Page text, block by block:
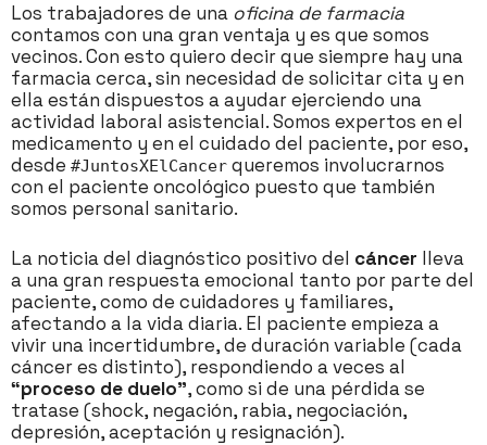
Los trabajadores de una oficina de farmacia
contamos con una gran ventaja y es que somos
vecinos. Con esto quiero decir que siempre hay una
farmacia cerca, sin necesidad de solicitar cita y en
ella están dispuestos a ayudar ejerciendo una
actividad laboral asistencial. Somos expertos en el
medicamento y en el cuidado del paciente, por eso,
desde #JuntosXElCancer queremos involucrarnos
con el paciente oncológico puesto que también
somos personal sanitario.
La noticia del diagnóstico positivo del cáncer lleva
a una gran respuesta emocional tanto por parte del
paciente, como de cuidadores y familiares,
afectando a la vida diaria. El paciente empieza a
vivir una incertidumbre, de duración variable (cada
cáncer es distinto), respondiendo a veces al
“proceso de duelo”, como si de una pérdida se
tratase (shock, negación, rabia, negociación,
depresión, aceptación y resignación).